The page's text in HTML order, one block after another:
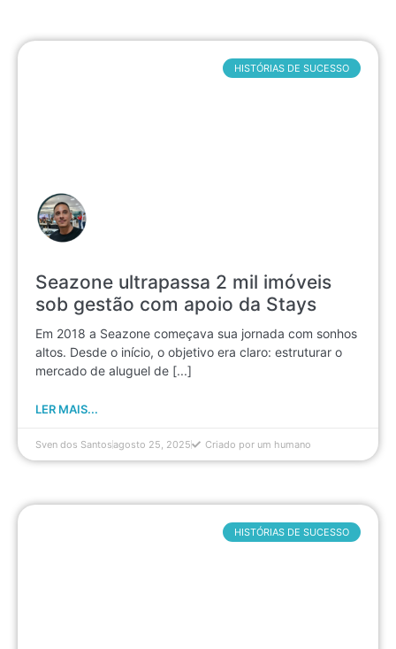
Seazone ultrapassa 2 mil imóveis
sob gestão com apoio da Stays
Em 2018 a Seazone começava sua jornada com sonhos
altos. Desde o início, o objetivo era claro: estruturar o
mercado de aluguel de [...]
LER MAIS...
HISTÓRIAS DE SUCESSO
Sven dos Santosagosto 25, 2025 Criado por um humano
HISTÓRIAS DE SUCESSO